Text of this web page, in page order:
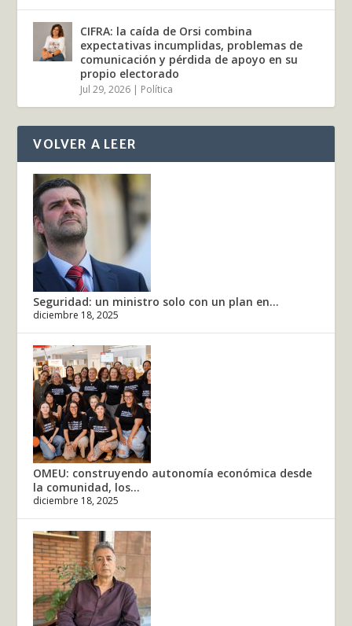
CIFRA: la caída de Orsi combina
expectativas incumplidas, problemas de
comunicación y pérdida de apoyo en su
propio electorado
Jul 29, 2026 Política
VOLVER A LEER
Seguridad: un ministro solo con un plan en...
diciembre 18, 2025
OMEU: construyendo autonomía económica desde
la comunidad, los...
diciembre 18, 2025